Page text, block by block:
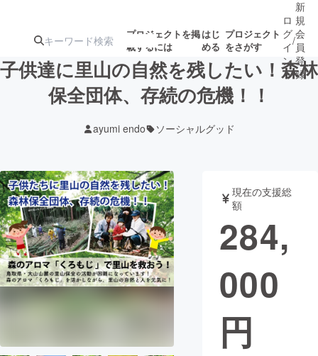
プロジェクトを掲
載するには
はじ
める
プロジェクト
をさがす
ターン
ジェクト
ロジェクト
アート・写真 音楽
テクノロジー・ガジェット ゲーム・サ
映像・映画
ビジネス・起業
まちづくり・地域活性化
ロ
グ
イ
ン
/
新
規
会
員
登
録
子供達に里山の自然を残したい！森林
保全団体、存続の危機！！
ayumi endo ソーシャルグッド
現在の支援総
額
284,
000
円